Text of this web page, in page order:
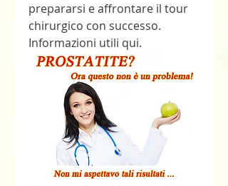
prepararsi e affrontare il tour
chirurgico con successo.
Informazioni utili qui.